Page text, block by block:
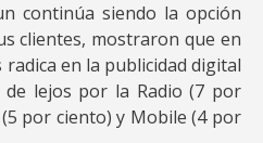
continúa siendo la opción
clientes, mostraron que en
en la publicidad digital
lejos por la Radio (7 por
por ciento) y Mobile (4 por